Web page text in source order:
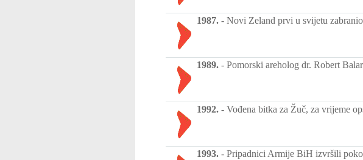
1987. - Novi Zeland prvi u svijetu
1989. - Pomorski areholog dr. Robert
1992. - Vođena bitka za Žuč, za vrijeme
1993. - Pripadnici Armije BiH izvršili